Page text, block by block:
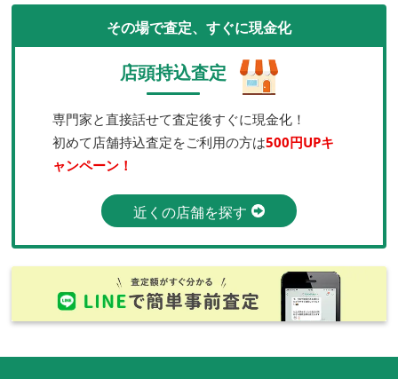
その場で査定、すぐに現金化
店頭持込査定
専門家と直接話せて査定後すぐに現金化！
初めて店舗持込査定をご利用の方は500円UPキ
ャンペーン！
近くの店舗を探す